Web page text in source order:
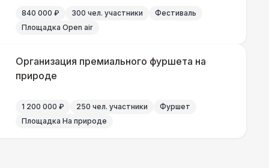
Р В корзину
В корзину
840 000 ₽ 300 чел. участники
Фестиваль
Площадка Open air
Организация премиального фуршета на
природе
1 200 000 ₽ 250 чел. участники
Фуршет
Площадка На природе